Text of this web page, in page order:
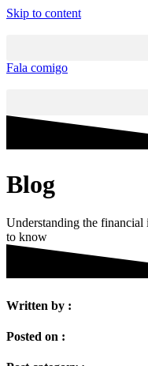
Skip to content
Fala comigo
Blog
Understanding the
to know
Written by :
Posted on :